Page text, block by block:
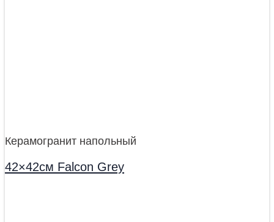
Керамогранит напольный
42×42см Falcon Grey